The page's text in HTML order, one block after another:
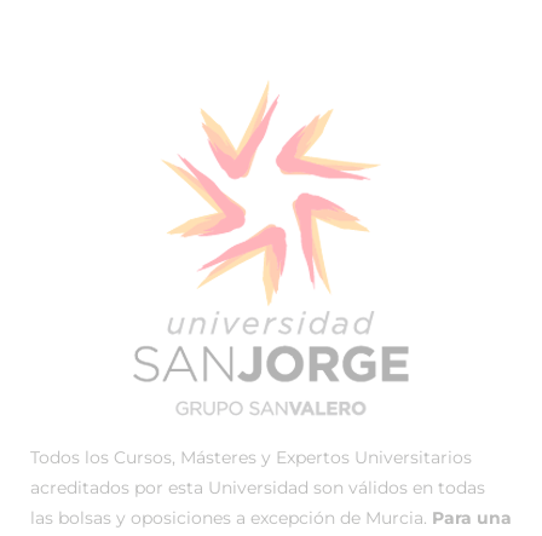
Todos los Cursos, Másteres y Expertos Universitarios
acreditados por esta Universidad son válidos en todas
las bolsas y oposiciones a excepción de Murcia. Para una